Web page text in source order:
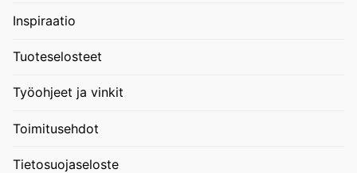
Inspiraatio
Tuoteselosteet
Työohjeet ja vinkit
Toimitusehdot
Tietosuojaseloste